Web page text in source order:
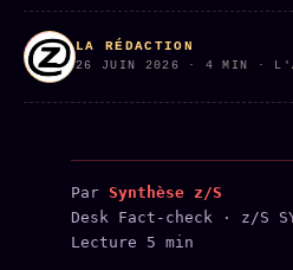
Chat Oracle LIVE
Oracle z/S
LA RÉDACTION
26 JUIN 2026 · 4 MIN ·
Par Synthèse z/S
Desk Fact-check · z/S
Lecture 5 min